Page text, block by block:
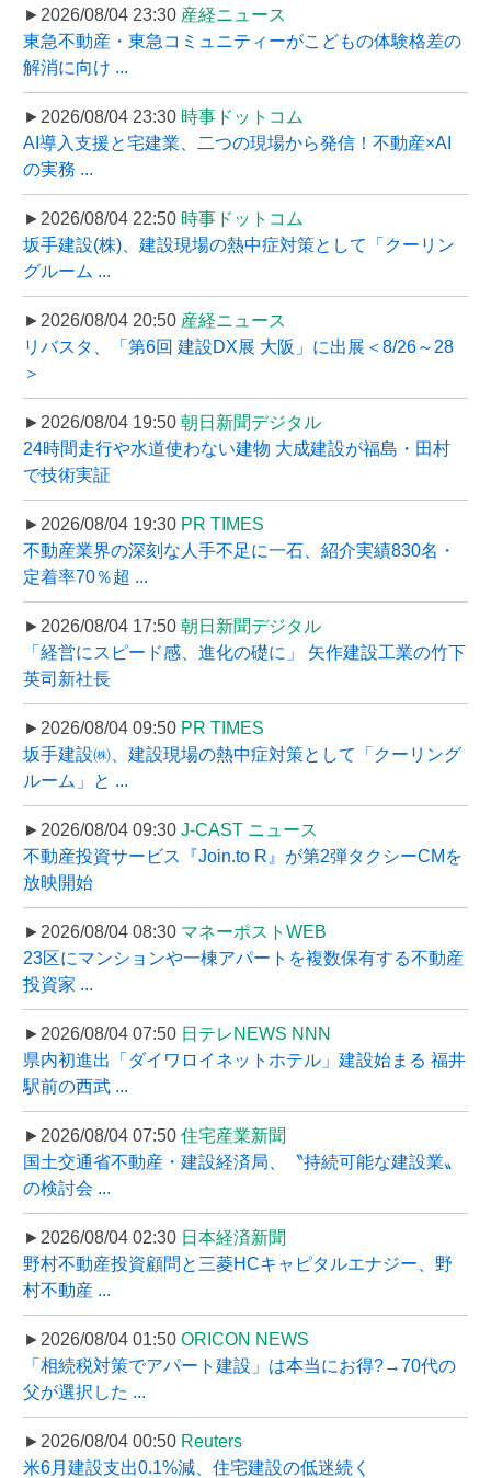
►2026/08/04 23:30 産経ニュース
東急不動産・東急コミュニティーがこどもの体験格差の
解消に向け ...
►2026/08/04 23:30 時事ドットコム
AI導入支援と宅建業、二つの現場から発信！不動産×AI
の実務 ...
►2026/08/04 22:50 時事ドットコム
坂手建設(株)、建設現場の熱中症対策として「クーリン
グルーム ...
►2026/08/04 20:50 産経ニュース
リバスタ、「第6回 建設DX展 大阪」に出展＜8/26～28
＞
►2026/08/04 19:50 朝日新聞デジタル
24時間走行や水道使わない建物 大成建設が福島・田村
で技術実証
►2026/08/04 19:30 PR TIMES
不動産業界の深刻な人手不足に一石、紹介実績830名・
定着率70％超 ...
►2026/08/04 17:50 朝日新聞デジタル
「経営にスピード感、進化の礎に」 矢作建設工業の竹下
英司新社長
►2026/08/04 09:50 PR TIMES
坂手建設㈱、建設現場の熱中症対策として「クーリング
ルーム」と ...
►2026/08/04 09:30 J-CAST ニュース
不動産投資サービス『Join.to R』が第2弾タクシーCMを
放映開始
►2026/08/04 08:30 マネーポストWEB
23区にマンションや一棟アパートを複数保有する不動産
投資家 ...
►2026/08/04 07:50 日テレNEWS NNN
県内初進出「ダイワロイネットホテル」建設始まる 福井
駅前の西武 ...
►2026/08/04 07:50 住宅産業新聞
国土交通省不動産・建設経済局、〝持続可能な建設業〟
の検討会 ...
►2026/08/04 02:30 日本経済新聞
野村不動産投資顧問と三菱HCキャピタルエナジー、野
村不動産 ...
►2026/08/04 01:50 ORICON NEWS
「相続税対策でアパート建設」は本当にお得?→70代の
父が選択した ...
►2026/08/04 00:50 Reuters
米6月建設支出0.1%減、住宅建設の低迷続く